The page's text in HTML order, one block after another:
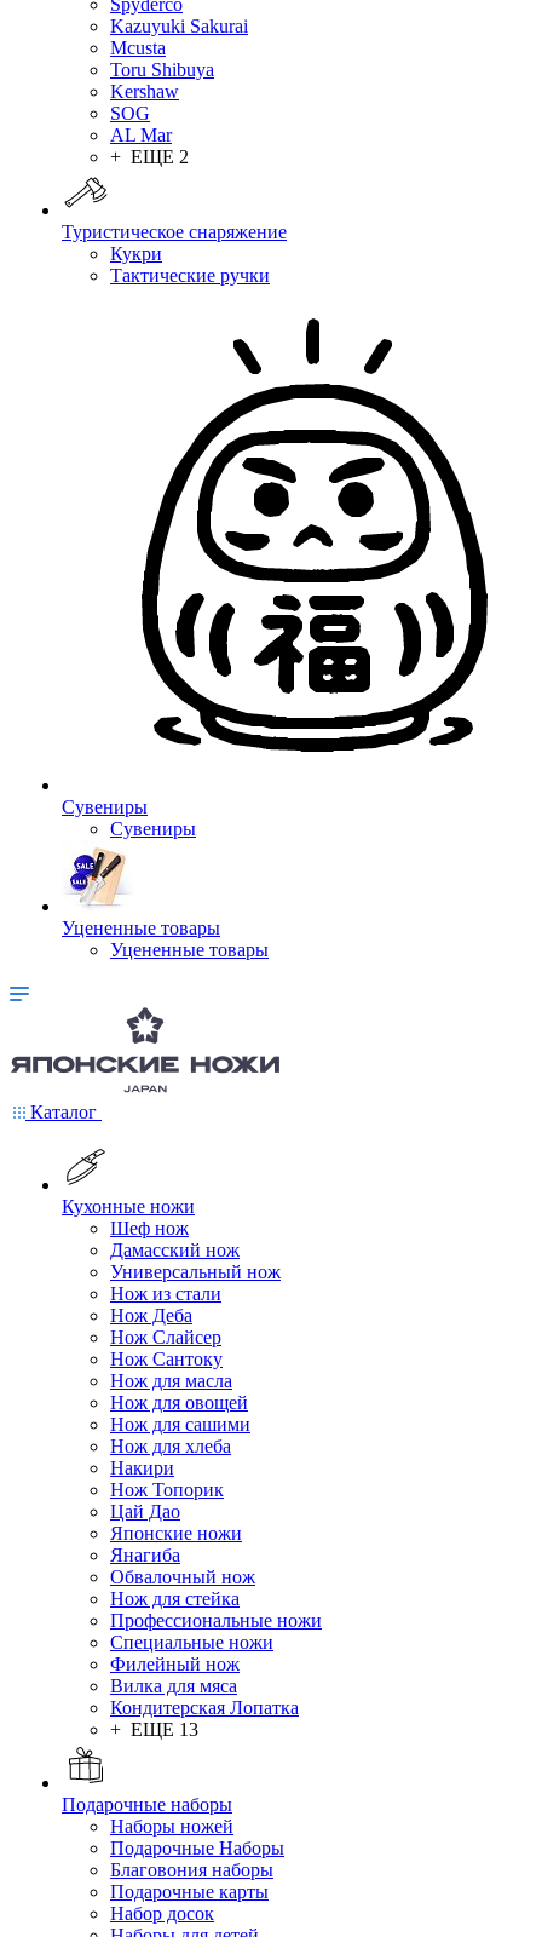
Spyderco
Kazuyuki Sakurai
Mcusta
Toru Shibuya
Kershaw
SOG
AL Mar
+ ЕЩЕ 2
Туристическое снаряжение
Кукри
Тактические ручки
Сувениры
Сувениры
Уцененные товары
Уцененные товары
Каталог
Кухонные ножи
Шеф нож
Дамасский нож
Универсальный нож
Нож из стали
Нож Деба
Нож Слайсер
Нож Сантоку
Нож для масла
Нож для овощей
Нож для сашими
Нож для хлеба
Накири
Нож Топорик
Цай Дао
Японские ножи
Янагиба
Обвалочный нож
Нож для стейка
Профессиональные ножи
Специальные ножи
Филейный нож
Вилка для мяса
Кондитерская Лопатка
+ ЕЩЕ 13
Подарочные наборы
Наборы ножей
Подарочные Наборы
Благовония наборы
Подарочные карты
Набор досок